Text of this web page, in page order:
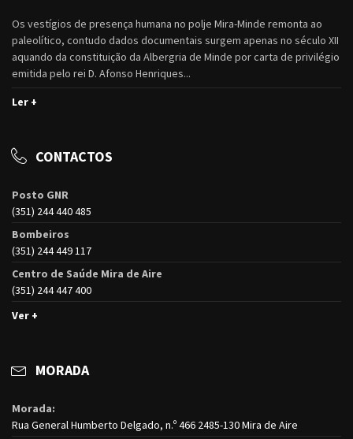
Os vestígios de presença humana no polje Mira-Minde remonta ao
paleolítico, contudo dados documentais surgem apenas no século XII
aquando da constituição da Albergria de Minde por carta de privilégio
emitida pelo rei D. Afonso Henriques...
Ler +
CONTACTOS
Posto GNR
(351) 244 440 485
Bombeiros
(351) 244 449 117
Centro de Saúde Mira de Aire
(351) 244 447 400
Ver +
MORADA
Morada:
Rua General Humberto Delgado, n.º 466 2485-130 Mira de Aire